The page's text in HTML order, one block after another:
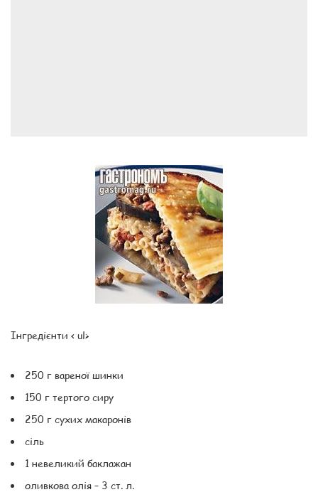
Інгредієнти < ul>
250 г вареної шинки
150 г тертого сиру
250 г сухих макаронів
сіль
1 невеликий баклажан
оливкова олія – ​​3 ст. л.